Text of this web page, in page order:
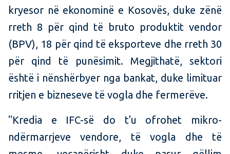
kryesor në ekonominë e Kosovës, duke zënë
rreth 8 për qind të bruto produktit vendor
(BPV), 18 për qind të eksporteve dhe rreth 30
për qind të punësimit. Megjithatë, sektori
është i nënshërbyer nga bankat, duke limituar
rritjen e bizneseve të vogla dhe fermerëve.
"Kredia e IFC-së do t'u ofrohet mikro-
ndërmarrjeve vendore, të vogla dhe të